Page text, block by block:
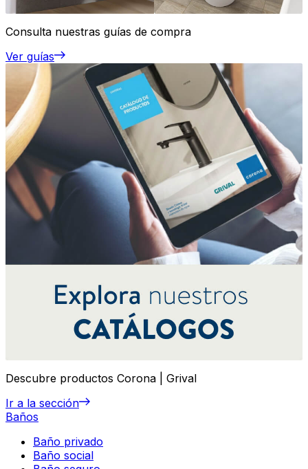
Consulta nuestras guías de compra
Ver guías
Descubre productos Corona | Grival
Ir a la sección
Baños
Baño privado
Baño social